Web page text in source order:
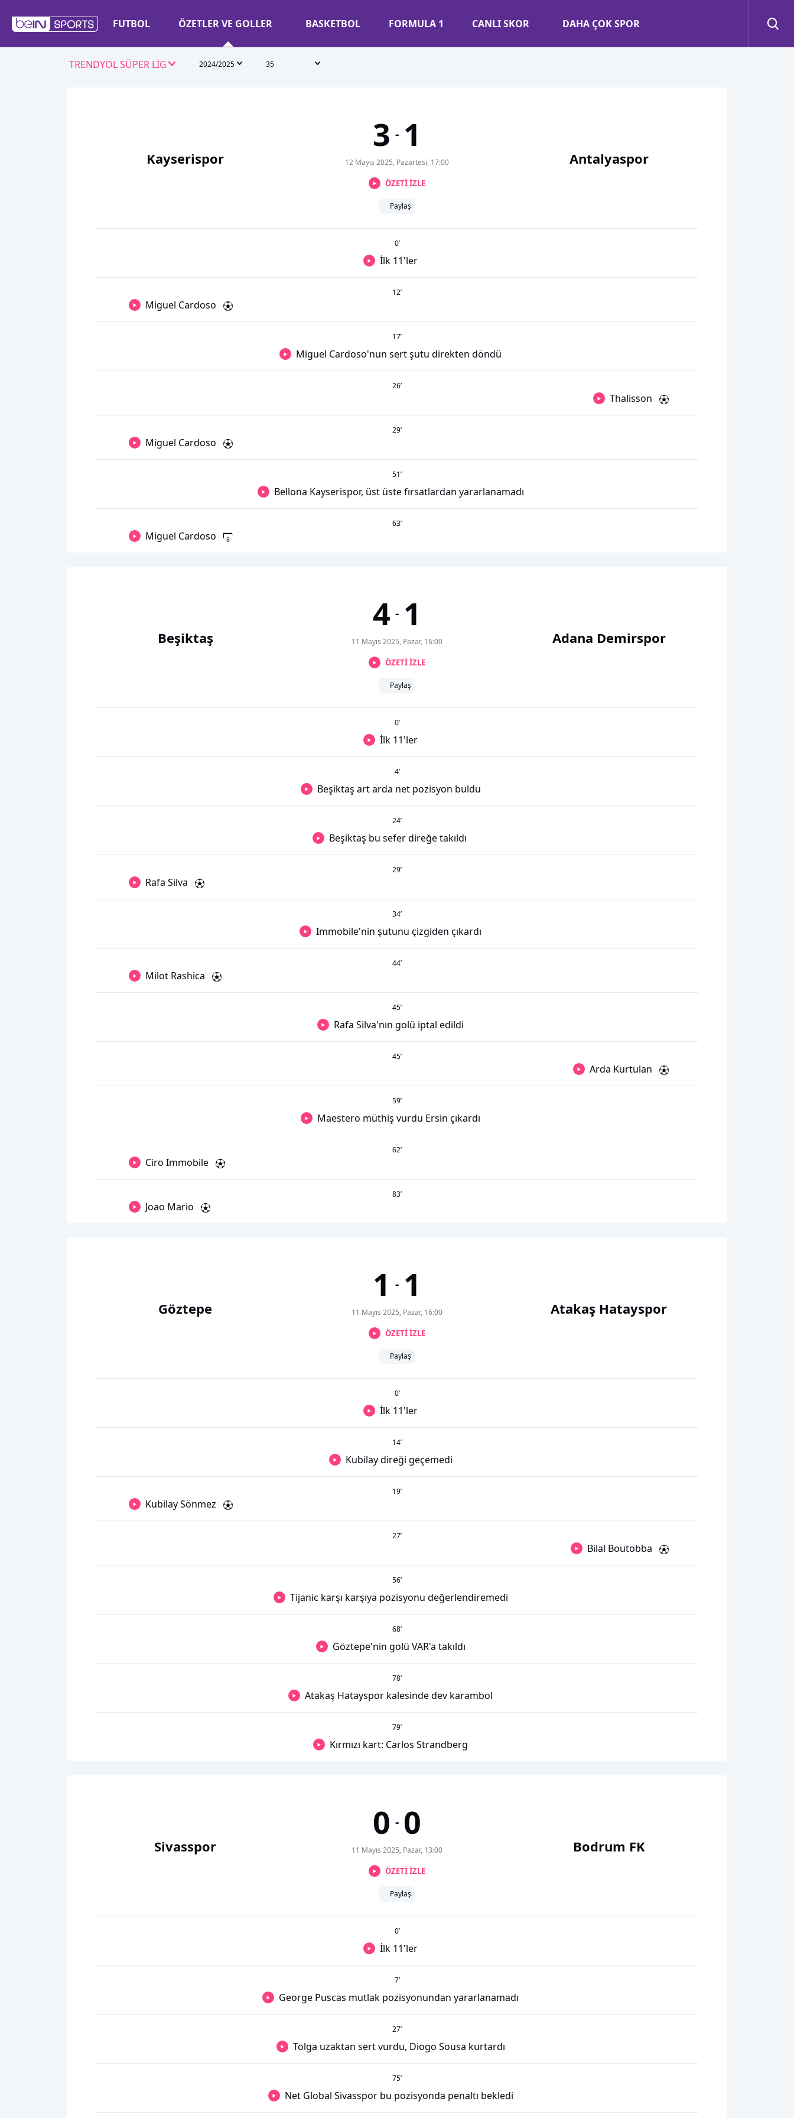
FUTBOL ÖZETLER VE GOLLER BASKETBOL FORMULA 1 CANLI SKOR DAHA ÇOK SPOR
TRENDYOL SÜPER LİG 2024/2025 35
Kayserispor
3 - 1
12 Mayıs 2025, Pazartesi, 17:00
ÖZETİ İZLE
Paylaş
Antalyaspor
0’
İlk 11'ler
12’
Miguel Cardoso
17’
Miguel Cardoso'nun sert şutu direkten döndü
26’
Thalisson
29’
Miguel Cardoso
51’
Bellona Kayserispor, üst üste fırsatlardan yararlanamadı
63’
Miguel Cardoso
Beşiktaş
4 - 1
11 Mayıs 2025, Pazar, 16:00
ÖZETİ İZLE
Paylaş
Adana Demirspor
0’
İlk 11'ler
4’
Beşiktaş art arda net pozisyon buldu
24’
Beşiktaş bu sefer direğe takıldı
29’
Rafa Silva
34’
Immobile'nin şutunu çizgiden çıkardı
44’
Milot Rashica
45’
Rafa Silva'nın golü iptal edildi
45’
Arda Kurtulan
59’
Maestero müthiş vurdu Ersin çıkardı
62’
Ciro Immobile
83’
Joao Mario
Göztepe
1 - 1
11 Mayıs 2025, Pazar, 16:00
ÖZETİ İZLE
Paylaş
Atakaş Hatayspor
0’
İlk 11'ler
14’
Kubilay direği geçemedi
19’
Kubilay Sönmez
27’
Bilal Boutobba
56’
Tijanic karşı karşıya pozisyonu değerlendiremedi
68’
Göztepe'nin golü VAR'a takıldı
78’
Atakaş Hatayspor kalesinde dev karambol
79’
Kırmızı kart: Carlos Strandberg
Sivasspor
0 - 0
11 Mayıs 2025, Pazar, 13:00
ÖZETİ İZLE
Paylaş
Bodrum FK
0’
İlk 11'ler
7’
George Puscas mutlak pozisyonundan yararlanamadı
27’
Tolga uzaktan sert vurdu, Diogo Sousa kurtardı
75’
Net Global Sivasspor bu pozisyonda penaltı bekledi